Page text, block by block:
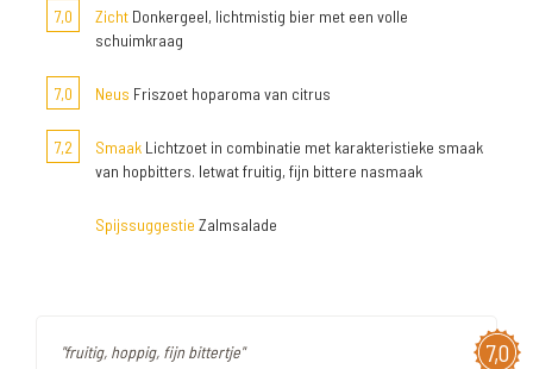
7,0
Zicht Donkergeel, lichtmistig bier met een volle
schuimkraag
7,0 Neus Friszoet hoparoma van citrus
7,2 Smaak Lichtzoet in combinatie met karakteristieke smaak
van hopbitters. Ietwat fruitig, fijn bittere nasmaak
Spijssuggestie Zalmsalade
7,0
"fruitig, hoppig, fijn bittertje"